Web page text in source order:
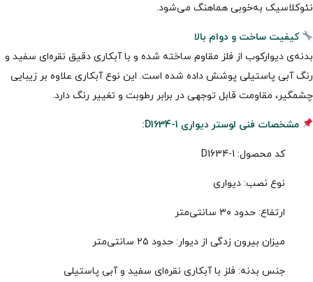
نئوکلاسیک به‌خوبی هماهنگ می‌شود.
کیفیت ساخت و دوام بالا
بدنه‌ی دیوارکوب از فلز مقاوم ساخته شده و با آبکاری دقیق نقره‌ای سفید و
رنگ آبی پاستیلی پوشش داده شده است. این نوع آبکاری علاوه بر زیبایی
چشمگیر، مقاومت قابل توجهی در برابر رطوبت و تغییر رنگ دارد.
مشخصات فنی لوستر دیواری D1634-1:
کد محصول: D1634-1
نوع نصب: دیواری
ارتفاع: حدود ۳۰ سانتی‌متر
میزان بیرون زدگی از دیوار: حدود ۲۵ سانتی‌متر
جنس بدنه: فلز با آبکاری نقره‌ای سفید و آبی پاستیلی